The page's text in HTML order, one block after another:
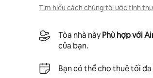
Tìm hiểu cách chúng tôi ước tính
Tòa nhà nàyPhù hợp với
của bạn.
Bạn có thể cho thuê tối đa